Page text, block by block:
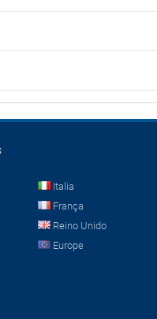
Italia
França
Reino Unido
Europe